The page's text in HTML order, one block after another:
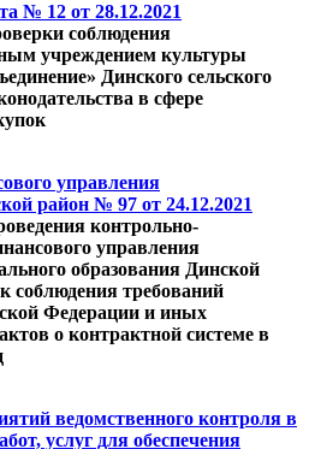
№ 12 от 28.12.2021
соблюдения
учреждением культуры
Динского сельского
в сфере
управления
район № 97 от 24.12.2021
контрольно-
управления
образования Динской
соблюдения требований
Федерации и иных
о контрактной системе в
ведомственного контроля в
услуг для обеспечения